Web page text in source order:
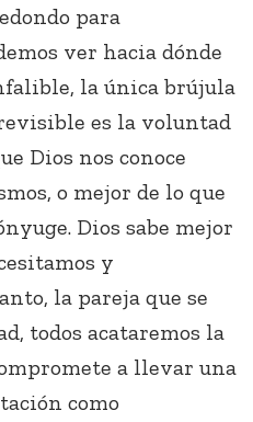
para
ver hacia dónde
la única brújula
es la voluntad
Dios nos conoce
o mejor de lo que
Dios sabe mejor
y
la pareja que se
todos acataremos la
a llevar una
como